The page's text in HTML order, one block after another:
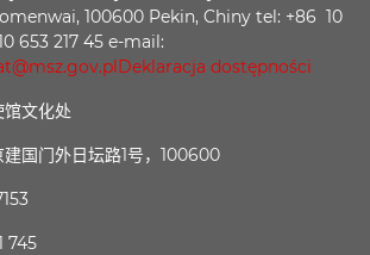
100600 Pekin, Chiny tel: +86 10
653 217 45 e-mail:
Deklaracja dostępności
文化处
国门外日坛路1号，100600
745